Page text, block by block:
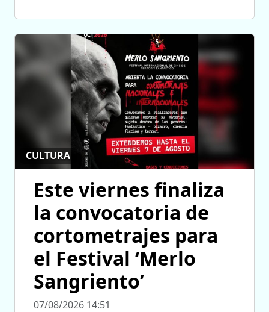
CULTURA
Este viernes finaliza
la convocatoria de
cortometrajes para
el Festival ‘Merlo
Sangriento’
07/08/2026 14:51